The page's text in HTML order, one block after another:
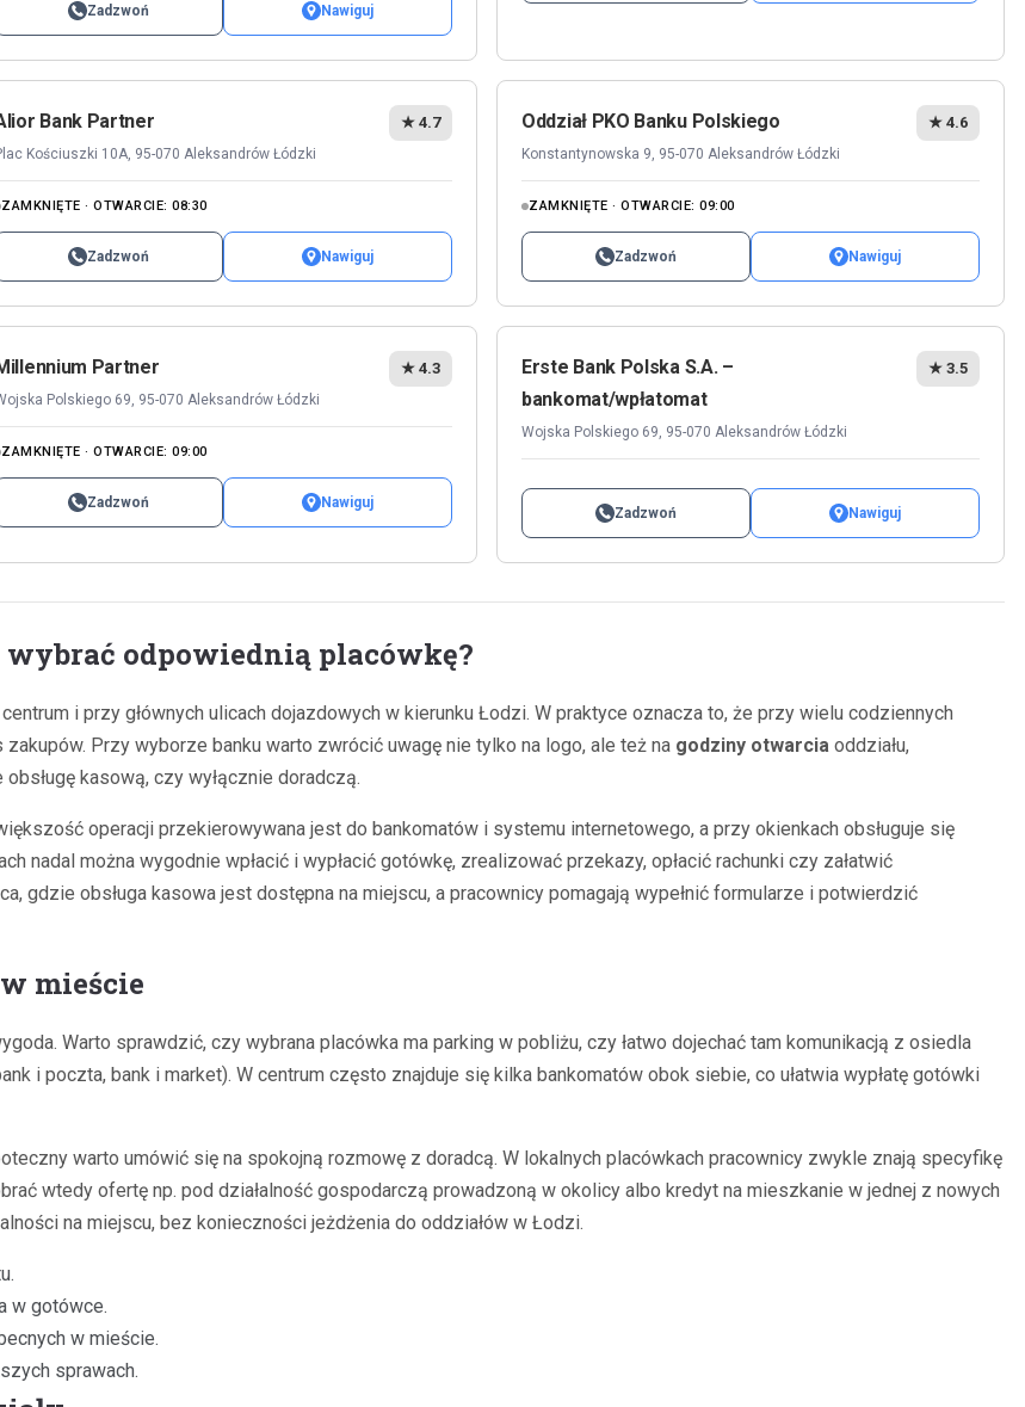
Zadzwoń Nawiguj
Bank Partner
Kościuszki 10A, 95-070 Aleksandrów Łódzki
★ 4.7
ZAMKNIĘTE · OTWARCIE: 08:30
Zadzwoń Nawiguj
Oddział PKO Banku Polskiego
Konstantynowska 9, 95-070 Aleksandrów Łódzki
★ 4.6
ZAMKNIĘTE · OTWARCIE: 09:00
Zadzwoń Nawiguj
Partner
Polskiego 69, 95-070 Aleksandrów Łódzki
★ 4.3
ZAMKNIĘTE · OTWARCIE: 09:00
Zadzwoń Nawiguj
Erste Bank Polska S.A. –
bankomat/wpłatomat
Wojska Polskiego 69, 95-070 Aleksandrów Łódzki
★ 3.5
Zadzwoń Nawiguj
odpowiednią placówkę?
i przy głównych ulicach dojazdowych w kierunku Łodzi. W praktyce oznacza to, że przy wielu codziennych
Przy wyborze banku warto zwrócić uwagę nie tylko na logo, ale też na godziny otwarcia oddziału,
kasową, czy wyłącznie doradczą.
operacji przekierowywana jest do bankomatów i systemu internetowego, a przy okienkach obsługuje się
nadal można wygodnie wpłacić i wypłacić gotówkę, zrealizować przekazy, opłacić rachunki czy załatwić
gdzie obsługa kasowa jest dostępna na miejscu, a pracownicy pomagają wypełnić formularze i potwierdzić
mieście
Warto sprawdzić, czy wybrana placówka ma parking w pobliżu, czy łatwo dojechać tam komunikacją z osiedla
i poczta, bank i market). W centrum często znajduje się kilka bankomatów obok siebie, co ułatwia wypłatę gotówki
warto umówić się na spokojną rozmowę z doradcą. W lokalnych placówkach pracownicy zwykle znają specyfikę
wtedy ofertę np. pod działalność gospodarczą prowadzoną w okolicy albo kredyt na mieszkanie w jednej z nowych
na miejscu, bez konieczności jeżdżenia do oddziałów w Łodzi.
w gotówce.
w mieście.
sprawach.